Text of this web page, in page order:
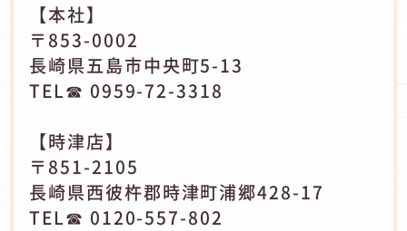
【本社】
〒853-0002
長崎県五島市中央町5-13
TEL☎ 0959-72-3318
【時津店】
〒851-2105
長崎県西彼杵郡時津町浦郷428-17
TEL☎ 0120-557-802